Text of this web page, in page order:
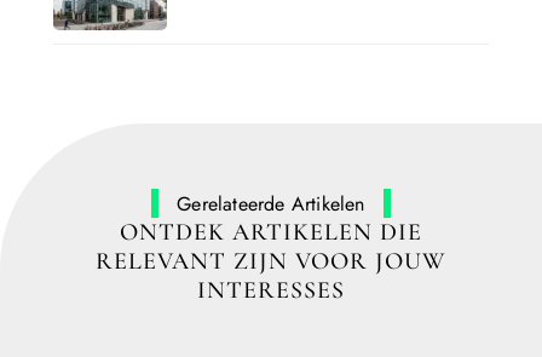
Gerelateerde Artikelen
ONTDEK ARTIKELEN DIE
RELEVANT ZIJN VOOR JOUW
INTERESSES